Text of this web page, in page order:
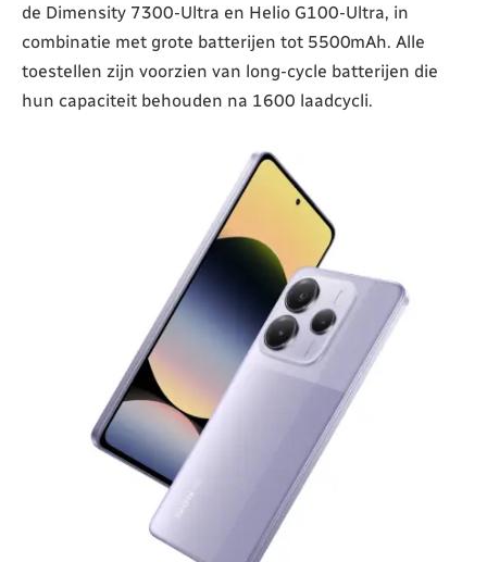
de Dimensity 7300-Ultra en Helio G100-Ultra, in
combinatie met grote batterijen tot 5500mAh. Alle
toestellen zijn voorzien van long-cycle batterijen die
hun capaciteit behouden na 1600 laadcycli.